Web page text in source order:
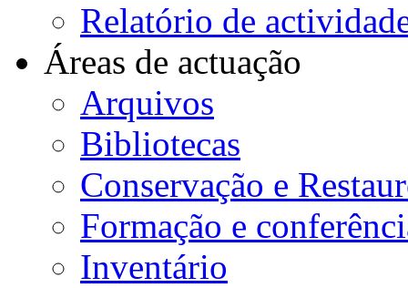
Relatório de
Áreas de actuação
Arquivos
Bibliotecas
Conservação e
Formação e
Inventário